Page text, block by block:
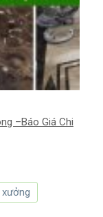
–Báo Giá Chi